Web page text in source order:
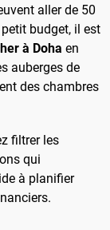
aller de 50
budget, il est
à Doha en
auberges de
des chambres
filtrer les
qui
à planifier